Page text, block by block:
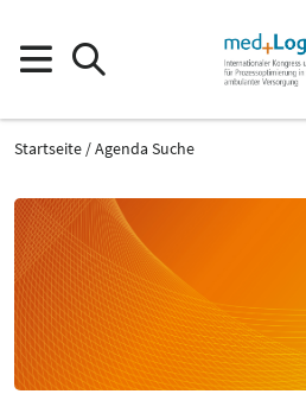
Startseite
Agenda Suche